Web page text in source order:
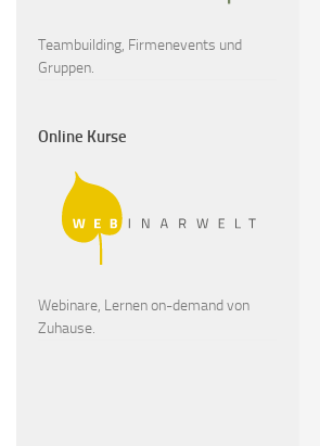
Teambuilding, Firmenevents und
Gruppen.
Online Kurse
Webinare, Lernen on-demand von
Zuhause.